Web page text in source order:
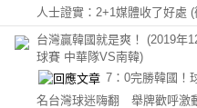
人士證實：2+1媒體收了好處 (
台灣贏韓國就是爽！ (2019年
球賽 中華隊VS南韓)
7：0完勝韓國！
名台灣球迷嗨翻 舉牌歡呼激